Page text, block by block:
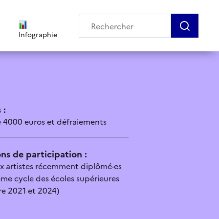
Infographie
:
4000 euros et défraiements
de participation :
artistes récemment diplômé·es
cycle des écoles supérieures
2021 et 2024)